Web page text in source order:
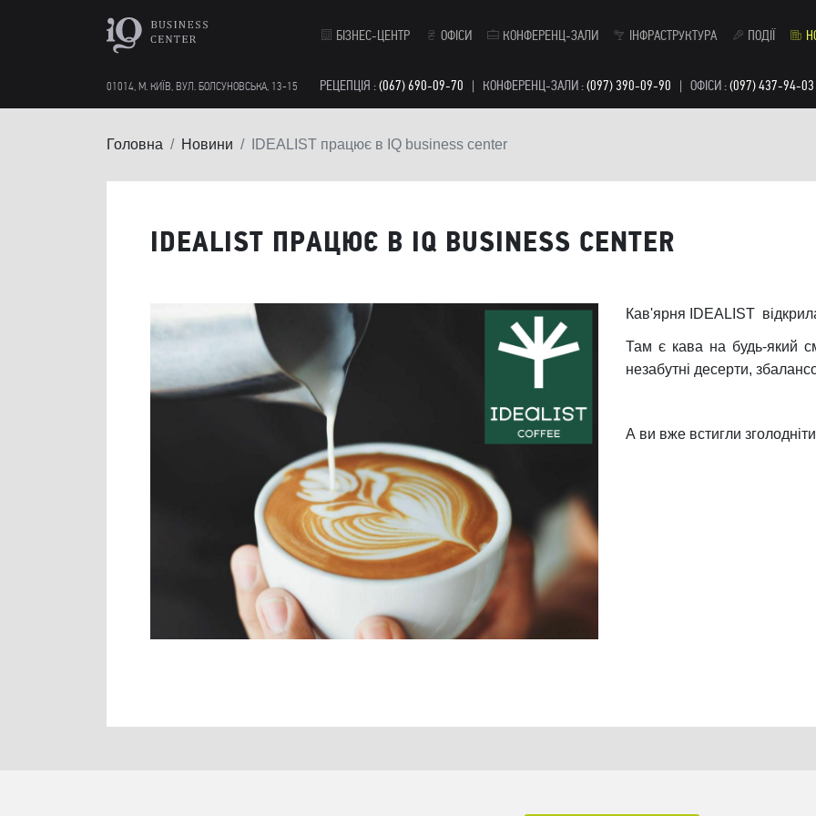
БІЗНЕС-ЦЕНТР ОФІСИ КОНФЕРЕНЦ-ЗАЛИ ІНФРАСТРУКТУРА ПОДІЇ
01014, М. КИЇВ, ВУЛ. БОЛСУНОВСЬКА, 13-15 РЕЦЕПЦІЯ :(067) 690-09-70 | КОНФЕРЕНЦ-ЗАЛИ :(097) 390-09-90 | ОФІСИ :(097) 437-94-03
Головна Новини IDEALIST працює в IQ business center
IDEALIST ПРАЦЮЄ В IQ BUSINESS CENTER
Кав'ярня IDEALIST
Там є кава на будь-який
незабутні десерти,
А ви вже встигли